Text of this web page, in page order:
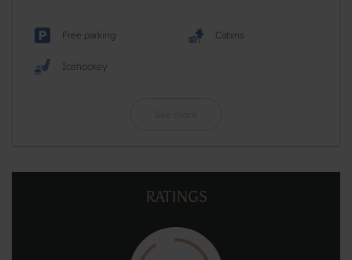
Free parking Cabins
Icehockey
RATINGS